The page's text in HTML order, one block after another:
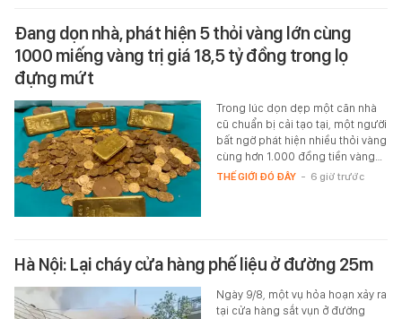
Đang dọn nhà, phát hiện 5 thỏi vàng lớn cùng
1000 miếng vàng trị giá 18,5 tỷ đồng trong lọ
đựng mứt
Trong lúc dọn dẹp một căn nhà
cũ chuẩn bị cải tạo tại, một người
bất ngờ phát hiện nhiều thỏi vàng
cùng hơn 1.000 đồng tiền vàng…
THẾ GIỚI ĐÓ ĐÂY - 6 giờ trước
Hà Nội: Lại cháy cửa hàng phế liệu ở đường 25m
Ngày 9/8, một vụ hỏa hoạn xảy ra
tại cửa hàng sắt vụn ở đường